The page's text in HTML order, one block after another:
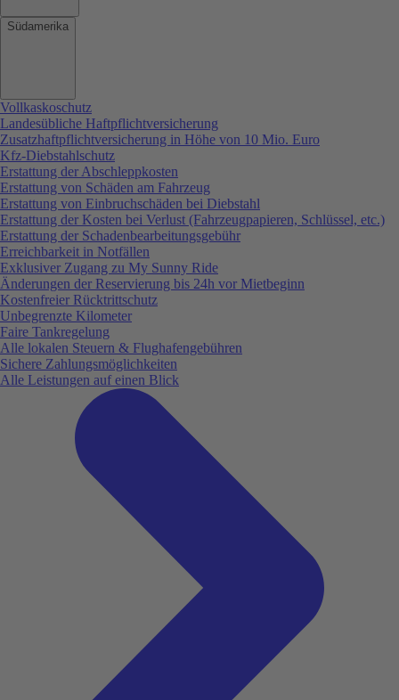
Südamerika
Vollkaskoschutz
Landesübliche Haftpflichtversicherung
Zusatzhaftpflichtversicherung in Höhe von 10 Mio. Euro
Kfz-Diebstahlschutz
Erstattung der Abschleppkosten
Erstattung von Schäden am Fahrzeug
Erstattung von Einbruchschäden bei Diebstahl
Erstattung der Kosten bei Verlust (Fahrzeugpapieren, Schlüssel, etc.)
Erstattung der Schadenbearbeitungsgebühr
Erreichbarkeit in Notfällen
Exklusiver Zugang zu My Sunny Ride
Änderungen der Reservierung bis 24h vor Mietbeginn
Kostenfreier Rücktrittschutz
Unbegrenzte Kilometer
Faire Tankregelung
Alle lokalen Steuern & Flughafengebühren
Sichere Zahlungsmöglichkeiten
Alle Leistungen auf einen Blick